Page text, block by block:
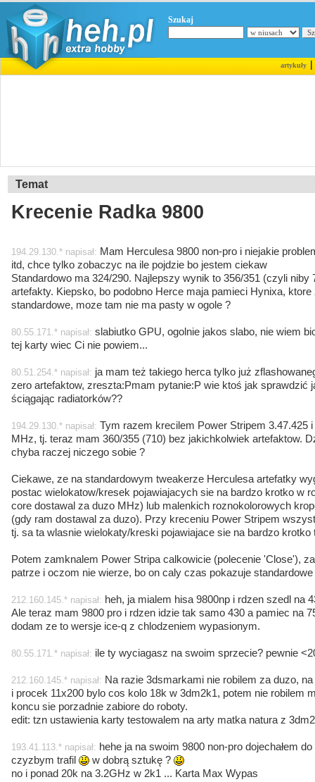
Szukaj
artykuły|
Temat
Krecenie Radka 9800
194.29.130.* napisał: Mam Herculesa 9800 non-pro i niejakie
itd, chce tylko zobaczyc na ile pojdzie bo jestem ciekaw
Standardowo ma 324/290. Najlepszy wynik to 356/351 (czyli niby
artefakty. Kiepsko, bo podobno Herce maja pamieci Hynixa, ktore
standardowe, moze tam nie ma pasty w ogole ?
80.55.171.* napisał: slabiutko GPU, ogolnie jakos slabo, nie wiem
tej karty wiec Ci nie powiem...
80.51.254.* napisał: ja mam też takiego herca tylko już
zero artefaktow, zreszta:Pmam pytanie:P wie ktoś jak sprawdzić
ściągając radiatorków??
194.29.130.* napisał: Tym razem krecilem Power Stripem 3.47.425
MHz, tj. teraz mam 360/355 (710) bez jakichkolwiek artefaktow.
chyba raczej niczego sobie ?
Ciekawe, ze na standardowym tweakerze Herculesa artefatky
postac wielokatow/kresek pojawiajacych sie na bardzo krotko w
core dostawal za duzo MHz) lub malenkich roznokolorowych
(gdy ram dostawal za duzo). Przy kreceniu Power Stripem
tj. sa ta wlasnie wielokaty/kreski pojawiajace sie na bardzo krotko
Potem zamknalem Power Stripa calkowicie (polecenie 'Close'),
patrze i oczom nie wierze, bo on caly czas pokazuje standardowe
212.160.145.* napisał: heh, ja mialem hisa 9800np i rdzen szedl na
Ale teraz mam 9800 pro i rdzen idzie tak samo 430 a pamiec na
dodam ze to wersje ice-q z chlodzeniem wypasionym.
80.55.171.* napisał: ile ty wyciagasz na swoim sprzecie? pewnie
212.160.145.* napisał: Na razie 3dsmarkami nie robilem za duzo,
i procek 11x200 bylo cos kolo 18k w 3dm2k1, potem nie robilem
koncu sie porzadnie zabiore do roboty.
edit: tzn ustawienia karty testowalem na arty matka natura z
193.41.113.* napisał: hehe ja na swoim 9800 non-pro dojechałem
czyzbym trafil
w dobrą sztukę ?
no i ponad 20k na 3.2GHz w 2k1 ... Karta Max Wypas